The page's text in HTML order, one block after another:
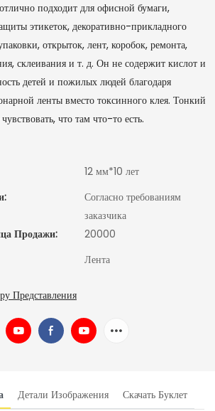
подходит для офисной бумаги,
этикеток, декоративно-прикладного
открыток, лент, коробок, ремонта,
склеивания и т. д. Он не содержит кислот и
детей и пожилых людей благодаря
ленты вместо токсинного клея. Тонкий
что там что-то есть.
12 мм*10 лет
Согласно требованиям
заказчика
Продажи:
20000
Лента
Представления
Детали Изображения Скачать Буклет